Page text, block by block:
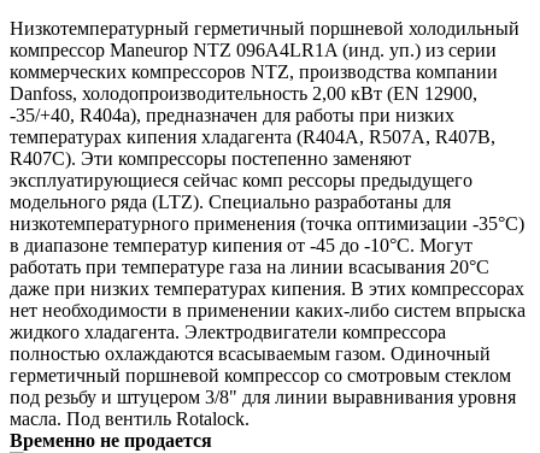
Низкотемпературный герметичный поршневой холодильный
компрессор Maneurop NTZ 096A4LR1A (инд. уп.) из серии
коммерческих компрессоров NTZ, производства компании
Danfoss, холодопроизводительность 2,00 кВт (EN 12900,
-35/+40, R404a), предназначен для работы при низких
температурах кипения хладагента (R404A, R507A, R407B,
R407C). Эти компрессоры постепенно заменяют
эксплуатирующиеся сейчас комп рессоры предыдущего
модельного ряда (LTZ). Специально разработаны для
низкотемпературного применения (точка оптимизации -35°C)
в диапазоне температур кипения от -45 до -10°C. Могут
работать при температуре газа на линии всасывания 20°C
даже при низких температурах кипения. В этих компрессорах
нет необходимости в применении каких-либо систем впрыска
жидкого хладагента. Электродвигатели компрессора
полностью охлаждаются всасываемым газом. Одиночный
герметичный поршневой компрессор со смотровым стеклом
под резьбу и штуцером 3/8" для линии выравнивания уровня
масла. Под вентиль Rotalock.
Временно не продается